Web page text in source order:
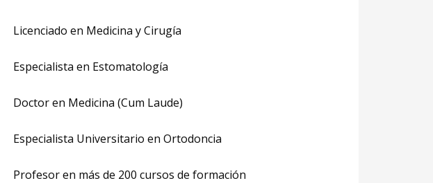
Licenciado en Medicina y Cirugía
Especialista en Estomatología
Doctor en Medicina (Cum Laude)
Especialista Universitario en Ortodoncia
Profesor en más de 200 cursos de formación